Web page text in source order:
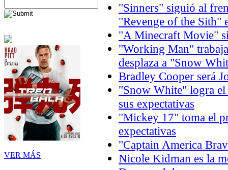
VER MÁS
"Sinners" siguió al
"Revenge of the Sith"
"A Minecraft Movie"
"Working Man"
desplaza a "Snow
Bradley Cooper será
"Snow White" logra
sus expectativas
"Mickey 17" toma el
expectativas
"Captain America
Nicole Kidman es la